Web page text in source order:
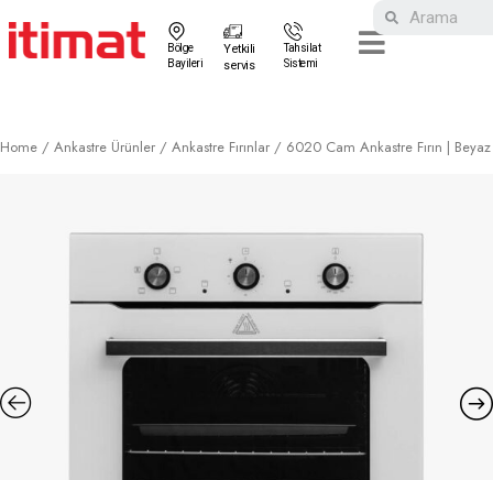
Bölge
Bayileri
Yetkili
servis
Tahsilat
Sistemi
Home / Ankastre Ürünler / Ankastre Fırınlar / 6020 Cam Ankastre Fırın | Beyaz